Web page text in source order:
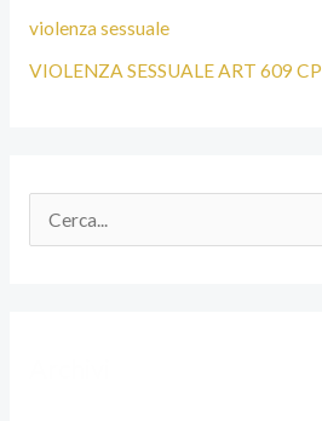
violenza sessuale
VIOLENZA SESSUALE ART 609 CP